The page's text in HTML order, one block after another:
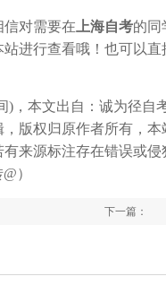
信对需要在 上海自考的同
站进行查看哦！也可以
，本文出自：诚为径自
版权归原作者所有，
来源标注存在错误或
）
下一篇：